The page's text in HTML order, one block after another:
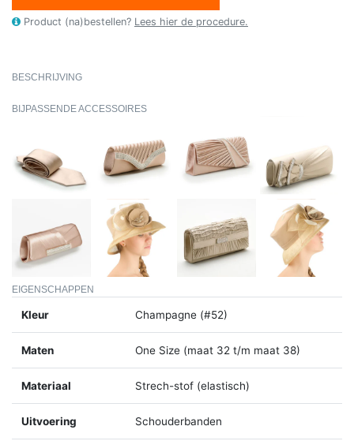
Product (na)bestellen? Lees hier de procedure.
BESCHRIJVING
BIJPASSENDE ACCESSOIRES
EIGENSCHAPPEN
Kleur Champagne (#52)
Maten One Size (maat 32 t/m maat 38)
Materiaal Strech-stof (elastisch)
Uitvoering Schouderbanden